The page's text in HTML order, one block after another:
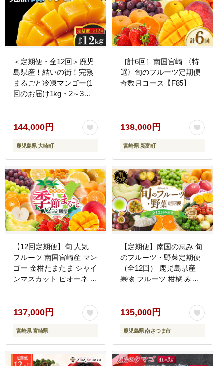
＜定期便・全12回＞鹿児
島県産！結いの街！完熟
まるごと冷凍マンゴー(1
回のお届け1kg・2～3個
144,000円
鹿児島県 大崎町
［計6回］南国宮崎 〈特
選〉旬のフルーツ定期便
奇数月コース【F85】
138,000円
宮崎県 新富町
【12回定期便】旬 人気
フルーツ 南国宮崎産 マン
ゴー 金柑たまたま シャイ
ンマスカット ピオーネ い
う 果物 詰め合わせ 宮崎
県 九州 1年 毎月お届け＜
Cコース M300＞
137,000円
宮崎県 宮崎県
【定期便】南国の恵み 旬
のフルーツ・野菜定期便
（全12回） 鹿児島県産
果物 フルーツ 柑橘 みか
スカット マンゴー メロン
135,000円
鹿児島県 南さつま市